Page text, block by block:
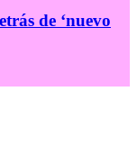
de ‘nuevo